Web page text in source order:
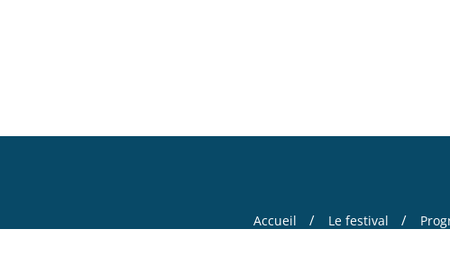
Accueil Le festival